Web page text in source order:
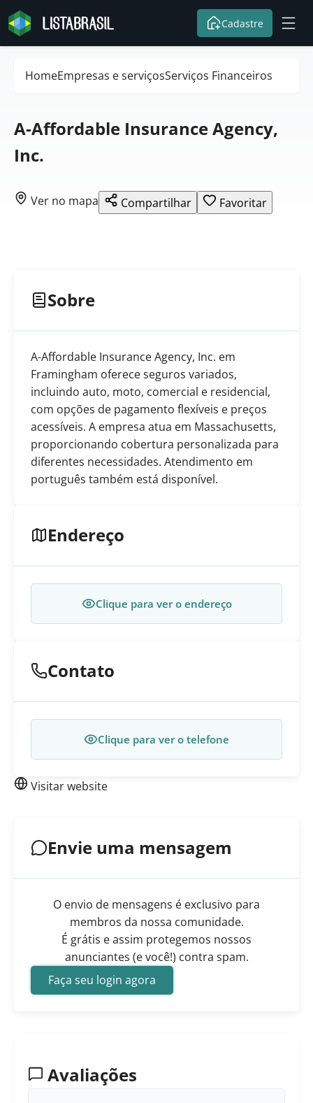
Cadastre
HomeEmpresas e serviçosServiços Financeiros
A-Affordable Insurance Agency,
Inc.
Ver no mapa Compartilhar Favoritar
Sobre
A-Affordable Insurance Agency, Inc. em
Framingham oferece seguros variados,
incluindo auto, moto, comercial e residencial,
com opções de pagamento flexíveis e preços
acessíveis. A empresa atua em Massachusetts,
proporcionando cobertura personalizada para
diferentes necessidades. Atendimento em
português também está disponível.
Endereço
Clique para ver o endereço
Contato
Clique para ver o telefone
Visitar website
Envie uma mensagem
O envio de mensagens é exclusivo para
membros da nossa comunidade.
É grátis e assim protegemos nossos
anunciantes (e você!) contra spam.
Faça seu login agora
Avaliações